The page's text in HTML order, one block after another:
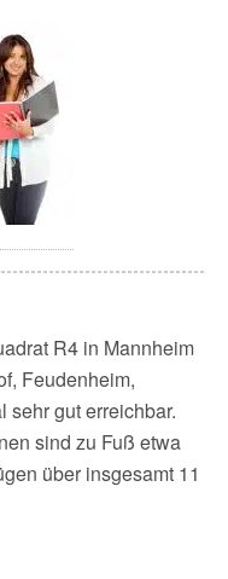
R4 in Mannheim
Feudenheim,
sehr gut erreichbar.
sind zu Fuß etwa
über insgesamt 11